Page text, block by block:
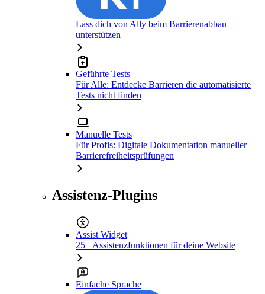
Lass dich von Ally beim Barrierenabbau
unterstützen
Geführte Tests
Für Alle: Entdecke Barrieren die automatisierte
Tests nicht finden
Manuelle Tests
Für Profis: Digitale Dokumentation manueller
Barrierefreiheitsprüfungen
Assistenz-Plugins
Assist Widget
25+ Assistenzfunktionen für deine Website
Einfache Sprache